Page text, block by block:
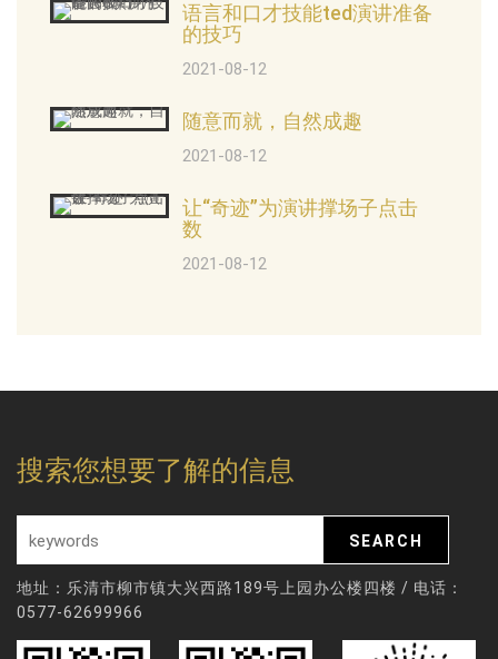
语言和口才技能ted演讲准备
的技巧
2021-08-12
随意而就，自然成趣
2021-08-12
让“奇迹”为演讲撑场子点击
数
2021-08-12
搜索您想要了解的信息
地址：乐清市柳市镇大兴西路189号上园办公楼四楼 / 电话：
0577-62699966